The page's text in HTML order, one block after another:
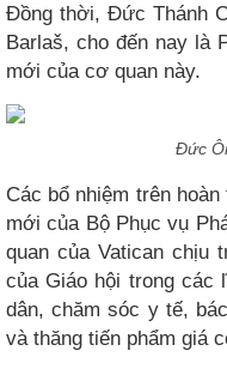
Đồng thời, Đức Thánh
Barlaš, cho đến nay là
mới của cơ quan này.
Đức
Các bổ nhiệm trên
mới của Bộ Phục vụ
quan của Vatican chịu
của Giáo hội trong các
dân, chăm sóc y tế,
và thăng tiến phẩm giá